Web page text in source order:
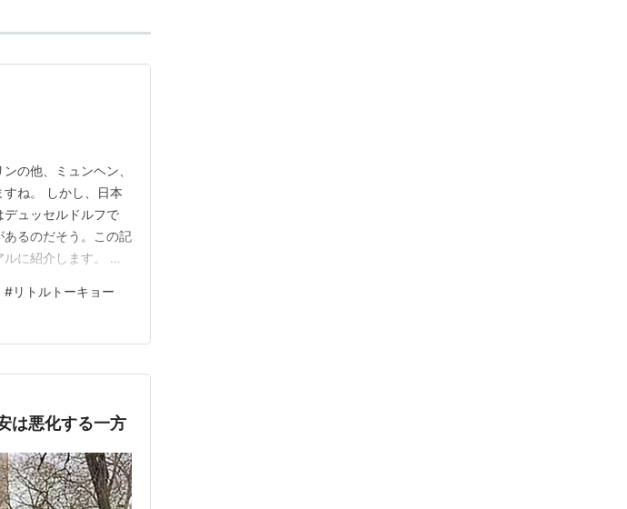
の他、ミュンヘン、
ね。 しかし、日本
ュッセルドルフで
るのだそう。この記
ルに紹介します。 ①
のですが、この駅
#リトルトーキョー
は悪化する一方